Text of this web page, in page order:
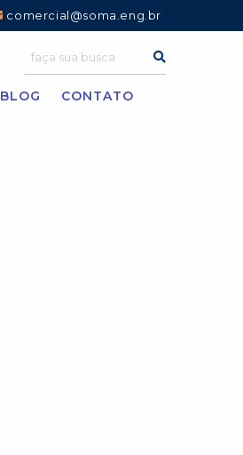
comercial@soma.eng.br
BLOG CONTATO